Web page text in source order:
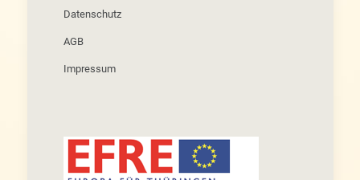
Datenschutz
AGB
Impressum